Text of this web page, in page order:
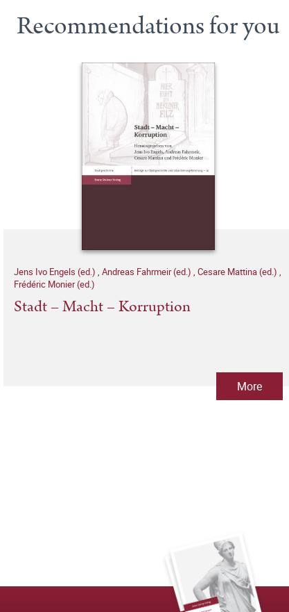
Recommendations for you
Jens Ivo Engels (ed.) , Andreas Fahrmeir (ed.) , Cesare Mattina (ed.) ,
Frédéric Monier (ed.)
Stadt – Macht – Korruption
More